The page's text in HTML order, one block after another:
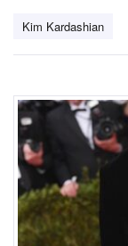
Kim Kardashian